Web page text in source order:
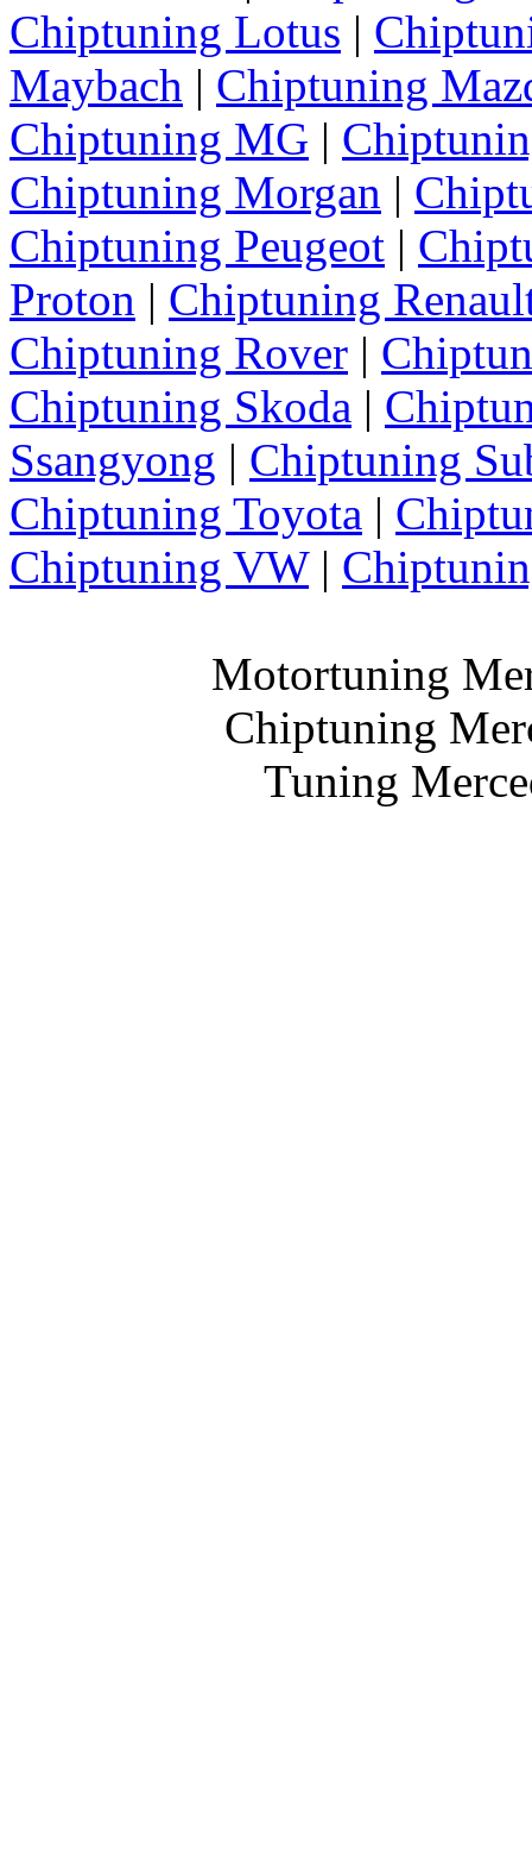
Chiptuning Lotus |
Maybach | Chiptuning
Chiptuning MG |
Chiptuning Morgan |
Chiptuning Peugeot |
Proton | Chiptuning
Chiptuning Rover |
Chiptuning Skoda |
Ssangyong | Chiptuning
Chiptuning Toyota |
Chiptuning VW|
Motortuning
Chiptuning
Tuning